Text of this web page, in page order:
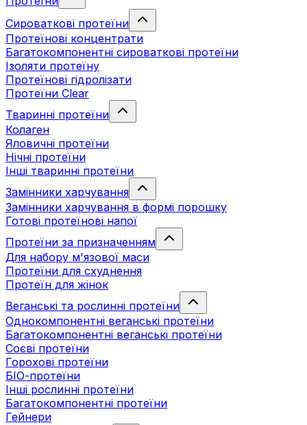
Сироваткові протеїни
Протеїнові концентрати
Багатокомпонентні сироваткові протеїни
Ізоляти протеїну
Протеїнові гідролізати
Протеїни Clear
Тваринні протеїни
Колаген
Яловичні протеїни
Нічні протеїни
Інші тваринні протеїни
Замінники харчування
Замінники харчування в формі порошку
Готові протеїнові напої
Протеїни за призначенням
Для набору м'язової маси
Протеїни для схуднення
Протеїн для жінок
Веганські та рослинні протеїни
Однокомпонентні веганські протеїни
Багатокомпонентні веганські протеїни
Cоєві протеїни
Горохові протеїни
БІО-протеїни
Інші рослинні протеїни
Багатокомпонентні протеїни
Гейнери